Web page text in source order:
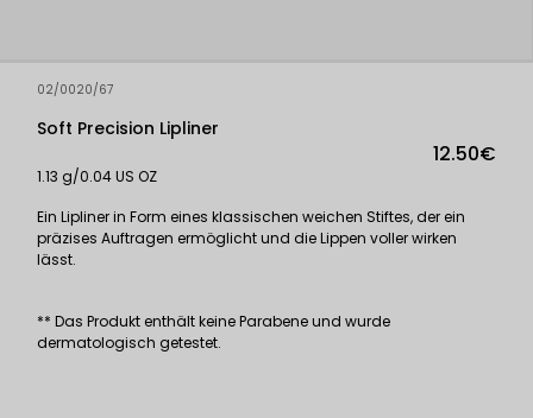
02/0020/67
Soft Precision Lipliner
12.50€
1.13 g/0.04 US OZ
Ein Lipliner in Form eines klassischen weichen Stiftes, der ein
präzises Auftragen ermöglicht und die Lippen voller wirken
lässt.
** Das Produkt enthält keine Parabene und wurde
dermatologisch getestet.